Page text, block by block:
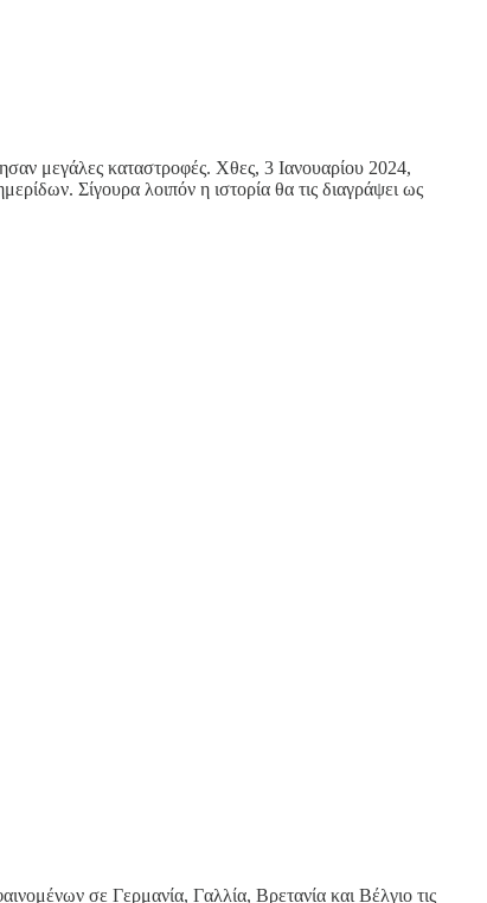
μεγάλες καταστροφές. Χθες, 3 Ιανουαρίου 2024,
Σίγουρα λοιπόν η ιστορία θα τις διαγράψει ως
σε Γερμανία, Γαλλία, Βρετανία και Βέλγιο τις